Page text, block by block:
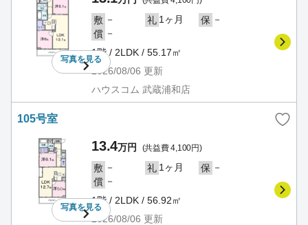
写真を見る
敷 － 礼 1ヶ月 保 －
償 －
1階 / 2LDK / 55.17㎡
2026/08/06 更新
ハウスコム 武蔵浦和店
105号室
写真を見る
13.4万円 (共益費 4,100円)
敷 － 礼 1ヶ月 保 －
償 －
1階 / 2LDK / 56.92㎡
2026/08/06 更新